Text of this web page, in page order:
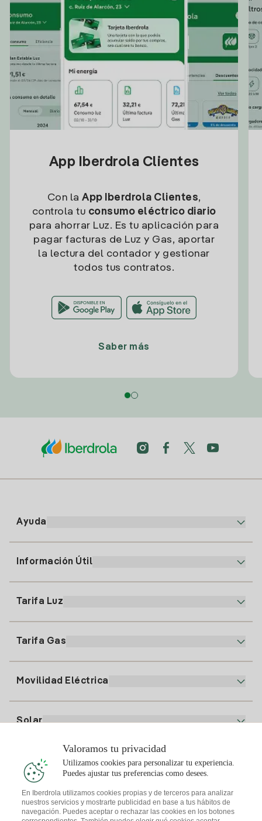
App Iberdrola Clientes
Con la App Iberdrola Clientes,
controla tu consumo eléctrico diario
para ahorrar Luz. Es tu aplicación para
pagar facturas de Luz y Gas, aportar
la lectura del contador y gestionar
todos tus contratos.
Saber más
Ayuda
91 919 52 73
clientes@tuiberdrola.es
Información Útil
Alta Gas
Tarifa Luz
Precio de la luz hoy
Tarifa Gas
Movilidad Eléctrica
Solar
Plan Solar
Simulador Placas Solares
Comunidades Solares
Te interesa
Consejos Luz
Descarga la App Iberdrola Clientes
Valoramos tu privacidad
Utilizamos cookies para personalizar tu experiencia.
Puedes ajustar tus preferencias como desees.
En Iberdrola utilizamos cookies propias y de terceros para analizar
nuestros servicios y mostrarte publicidad en base a tus hábitos de
navegación. Puedes aceptar o rechazar las cookies en los botones